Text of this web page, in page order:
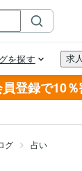
登録で10
グ 占い